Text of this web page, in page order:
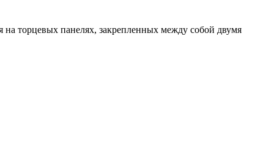
торцевых панелях, закрепленных между собой двумя